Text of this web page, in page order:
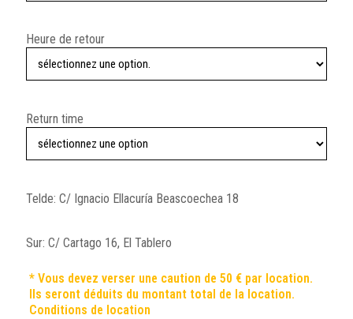
Heure de retour
Return time
Telde: C/ Ignacio Ellacuría Beascoechea 18
Sur: C/ Cartago 16, El Tablero
* Vous devez verser une caution de 50 € par location.
Ils seront déduits du montant total de la location.
Conditions de location